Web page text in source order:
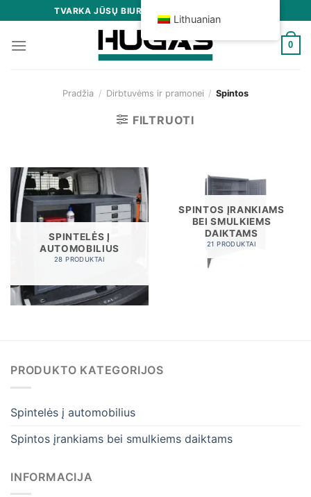
to
content
TVARKA JŪSŲ BIURE, GARAŽE IR SANDĖLYJE
0
Pradžia / Dirbtuvėms ir pramonei / Spintos
FILTRUOTI
SPINTELĖS Į
AUTOMOBILIUS
28 PRODUKTAI
SPINTOS ĮRANKIAMS
BEI SMULKIEMS
DAIKTAMS
21 PRODUKTAI
PRODUKTO KATEGORIJOS
Spintelės į automobilius
Spintos įrankiams bei smulkiems daiktams
INFORMACIJA
Lithuanian